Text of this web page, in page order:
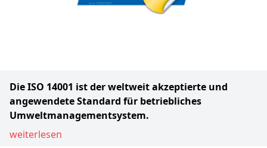
Die ISO 14001 ist der weltweit akzeptierte und
angewendete Standard für betriebliches
Umweltmanagementsystem.
weiterlesen